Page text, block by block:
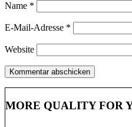
Name *
E-Mail-Adresse *
Website
MORE QUALITY FOR